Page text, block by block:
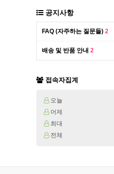
공지사항
FAQ (자주하는 질문들) 2
배송 및 반품 안내 2
접속자집계
오늘
어제
최대
전체